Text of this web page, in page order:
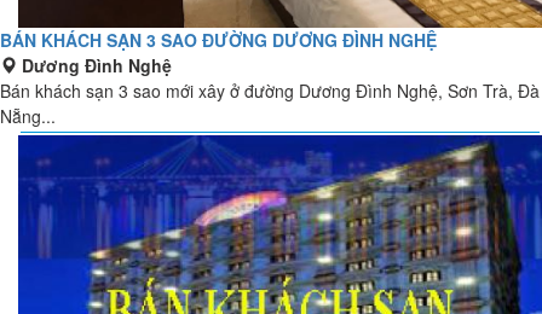
BÁN KHÁCH SẠN 3 SAO ĐƯỜNG DƯƠNG ĐÌNH NGHỆ
Dương Đình Nghệ
Bán khách sạn 3 sao mới xây ở đường Dương Đình Nghệ, Sơn Trà, Đà
Nẵng...